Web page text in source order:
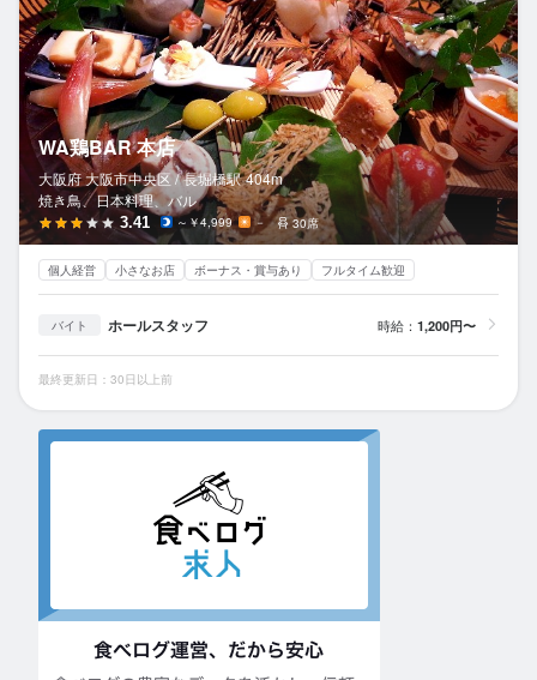
WA鶏BAR 本店
大阪府 大阪市中央区 / 長堀橋駅 404m
焼き鳥、日本料理、バル
3.41 ～￥4,999 － 30席
個人経営 小さなお店 ボーナス・賞与あり フルタイム歓迎
バイト ホールスタッフ 時給： 1,200円〜
最終更新日：30日以上前